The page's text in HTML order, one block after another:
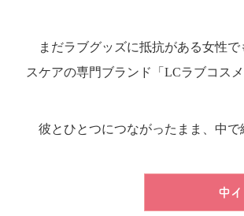
まだラブグッズに抵抗がある女性で
スケアの専門ブランド「LCラブコス
彼とひとつにつながったまま、中で
中